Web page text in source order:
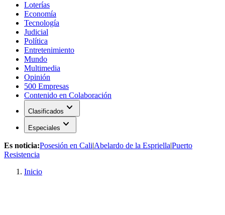
Loterías
Economía
Tecnología
Judicial
Política
Entretenimiento
Mundo
Multimedia
Opinión
500 Empresas
Contenido en Colaboración
Clasificados expand_more
Especiales expand_more
Es noticia:Posesión en Cali|Abelardo de la Espriella|Puerto
Resistencia
Inicio